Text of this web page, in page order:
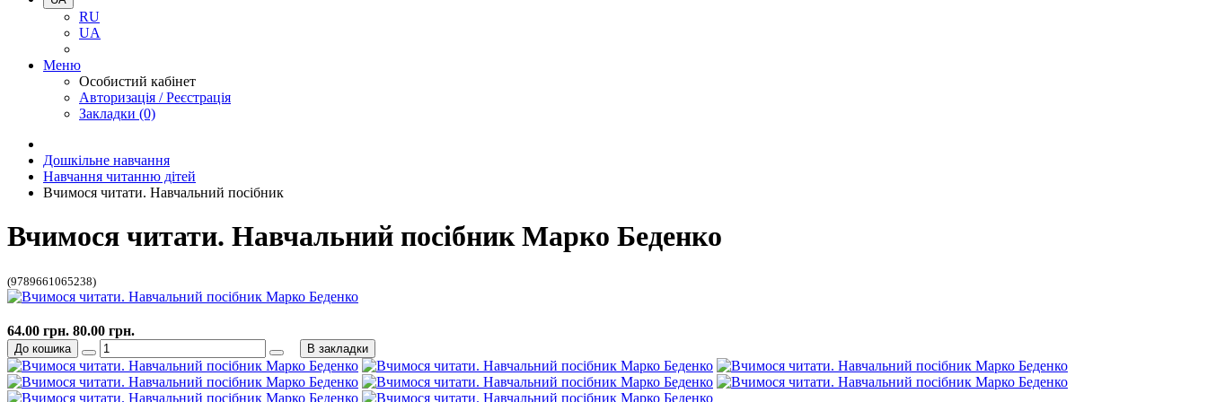
RU
UA
Меню
Особистий кабінет
Авторизація / Реєстрація
Закладки (0)
Дошкільне навчання
Навчання читанню дітей
Вчимося читати. Навчальний посібник
Вчимося читати. Навчальний посібник Марко Беденко
(9789661065238)
64.00 грн. 80.00 грн.
До кошика В закладки